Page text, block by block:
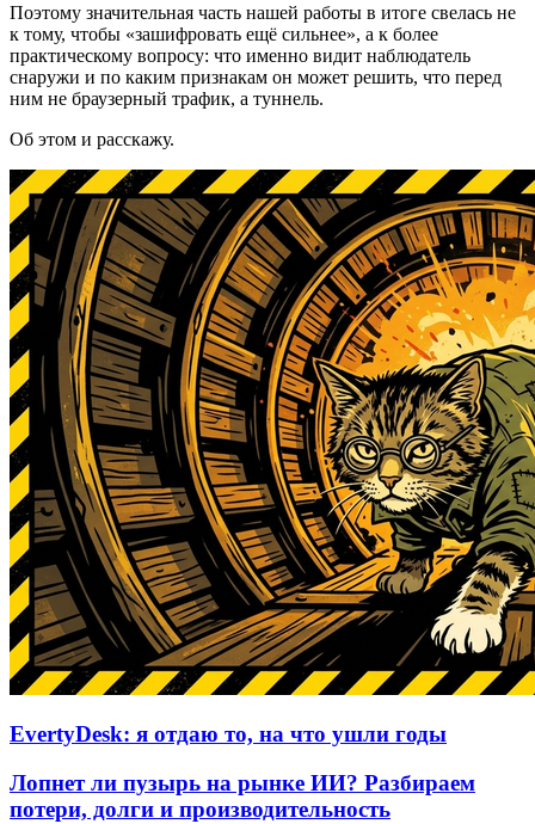
Поэтому значительная часть нашей работы в итоге свелась не
к тому, чтобы «зашифровать ещё сильнее», а к более
практическому вопросу: что именно видит наблюдатель
снаружи и по каким признакам он может решить, что перед
ним не браузерный трафик, а туннель.
Об этом и расскажу.
EvertyDesk: я отдаю то, на что ушли годы
Лопнет ли пузырь на рынке ИИ? Разбираем
потери, долги и производительность